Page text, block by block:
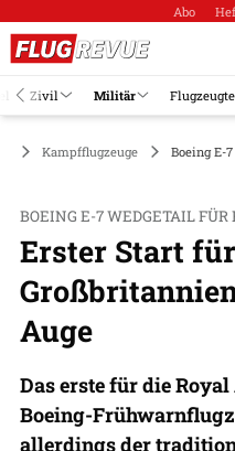
Abo
Zivil Militär
Kampfflugzeuge Boeing E-
BOEING E-7 WEDGETAIL FÜR
Erster Start für
Auge
Das erste für die
Boeing-
allerdings der